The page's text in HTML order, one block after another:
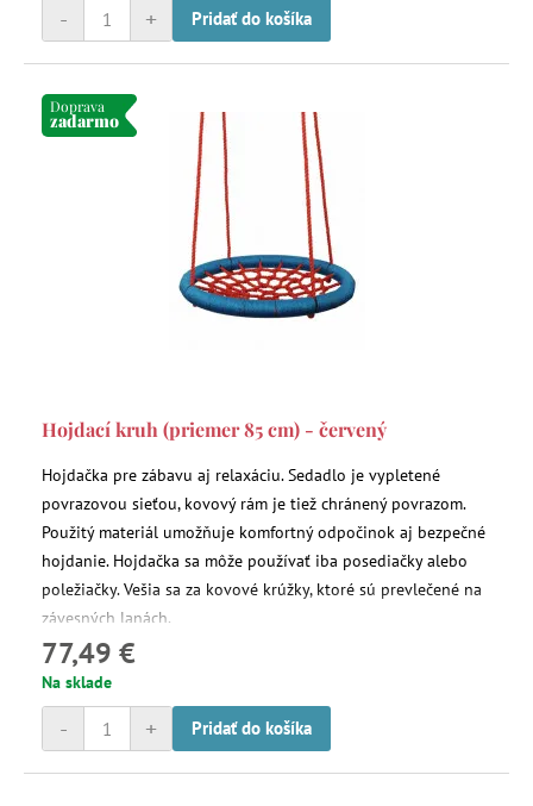
+
- Pridať do košíka
Doprava
zadarmo
Hojdací kruh (priemer 85 cm) - červený
Hojdačka pre zábavu aj relaxáciu. Sedadlo je vypletené
povrazovou sieťou, kovový rám je tiež chránený povrazom.
Použitý materiál umožňuje komfortný odpočinok aj bezpečné
hojdanie. Hojdačka sa môže používať iba posediačky alebo
poležiačky. Vešia sa za kovové krúžky, ktoré sú prevlečené na
závesných lanách.
77,49 €
Na sklade
+
- Pridať do košíka